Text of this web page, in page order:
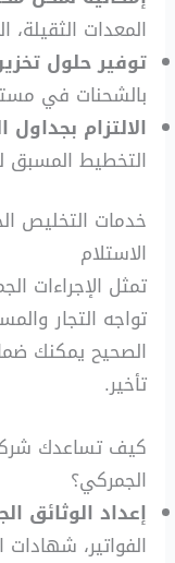
المعدات الثقيلة،
توفير حلول
بالشحنات في
الالتزام
التخطيط المسبق
خدمات التخليص
الاستلام
تمثل الإجراءات
تواجه التجار
الصحيح يمكنك
تأخير.
كيف تساعدك
الجمركي؟
إعداد الوثائق
الفواتير،